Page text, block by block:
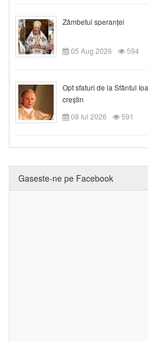
Zâmbetul speranței
05 Aug 2026 594
Opt sfaturi de la Sfântul
creștin
08 Iul 2026
591
Gaseste-ne pe Facebook